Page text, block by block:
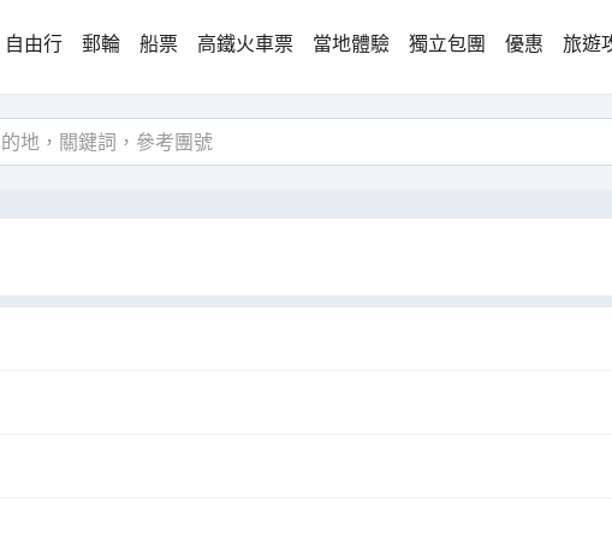
自由行 郵輪 船票 高鐵火車票 當地體驗 獨立包團 優惠 旅遊